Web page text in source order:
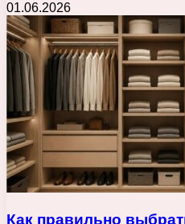
01.06.2026
Как правильно